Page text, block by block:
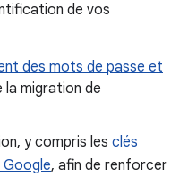
de vos
des mots de passe et
la migration de
y compris les clés
, afin de renforcer